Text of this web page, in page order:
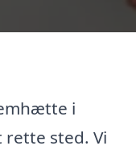
i
rette sted. Vi